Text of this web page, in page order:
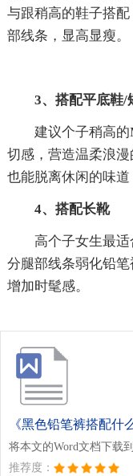
与跟稍高的鞋子搭
部线条，显高显瘦。
3、搭配平底鞋/
建议个子稍高
切感，营造温柔浪
也能脱离休闲的味道
4、搭配长靴
高个子女生最
分腿部线条弱化铅
增加时髦感。
《黑色铅笔裤搭配什
将本文的Word文档下载
推荐度：